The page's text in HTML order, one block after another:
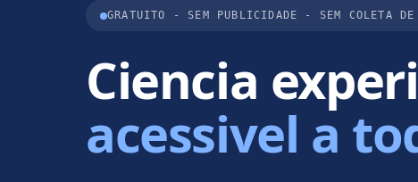
GRATUITO - SEM PUBLICIDADE - SEM COLETA DE
Ciencia
acessivel a